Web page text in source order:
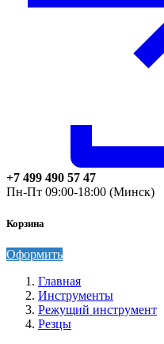
+7 499 490 57 47
Пн-Пт 09:00-18:00 (Минск)
Корзина
Оформить
Главная
Инструменты
Режущий инструмент
Резцы